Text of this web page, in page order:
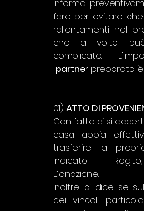
informa
fare per evitare
rallentamenti nel
che a volte
complicato.
"partner"preparato
01) ATTO DI
Con l'atto ci si
casa abbia
trasferire la
indicato:
Donazione.
Inoltre ci dice se
dei vincoli